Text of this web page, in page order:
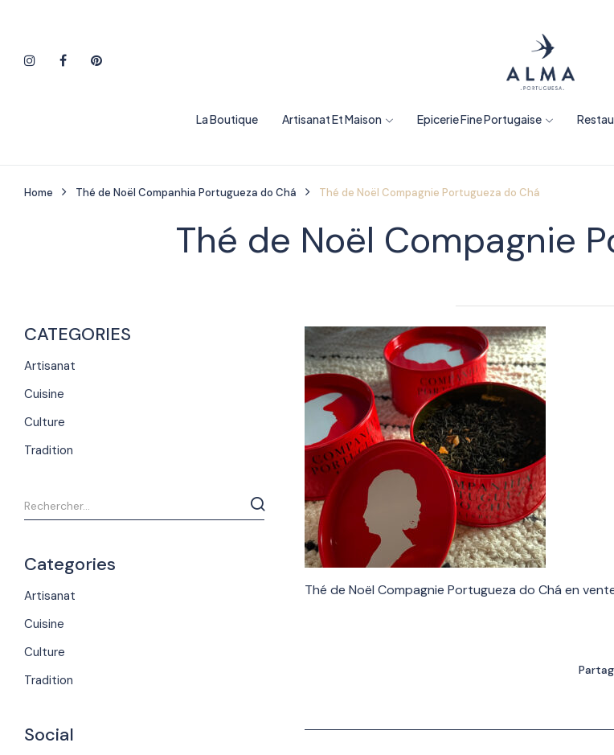
La Boutique Artisanat Et Maison Epicerie Fine Portugaise
Home Thé de Noël Companhia Portugueza do Chá Thé de Noël Compagnie Portugueza do Chá
Thé de Noël Compagnie
CATEGORIES
Artisanat
Cuisine
Culture
Tradition
Categories
Artisanat
Cuisine
Culture
Tradition
Social
Thé de Noël Compagnie Portugueza do Chá en